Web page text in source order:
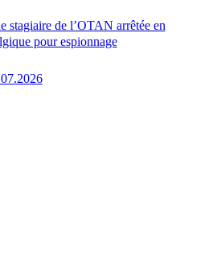
stagiaire de l’OTAN arrêtée en
pour espionnage